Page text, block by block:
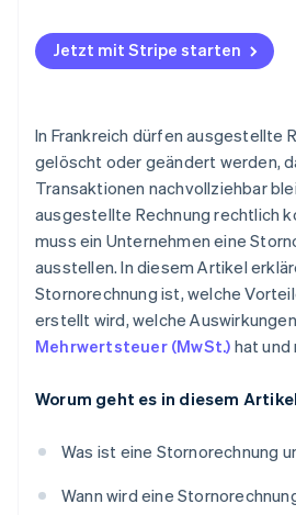
Was ist mit der Mehrwertsteuer
Reform der elektronischen
Jetzt mit Stripe starten
In Frankreich dürfen ausgestellte
gelöscht oder geändert werden,
Transaktionen nachvollziehbar
ausgestellte Rechnung rechtlich
muss ein Unternehmen eine
ausstellen. In diesem Artikel
Stornorechnung ist, welche
erstellt wird, welche
Mehrwertsteuer (MwSt.) hat und
Worum geht es in diesem
Was ist eine Stornorechnung
Wann wird eine